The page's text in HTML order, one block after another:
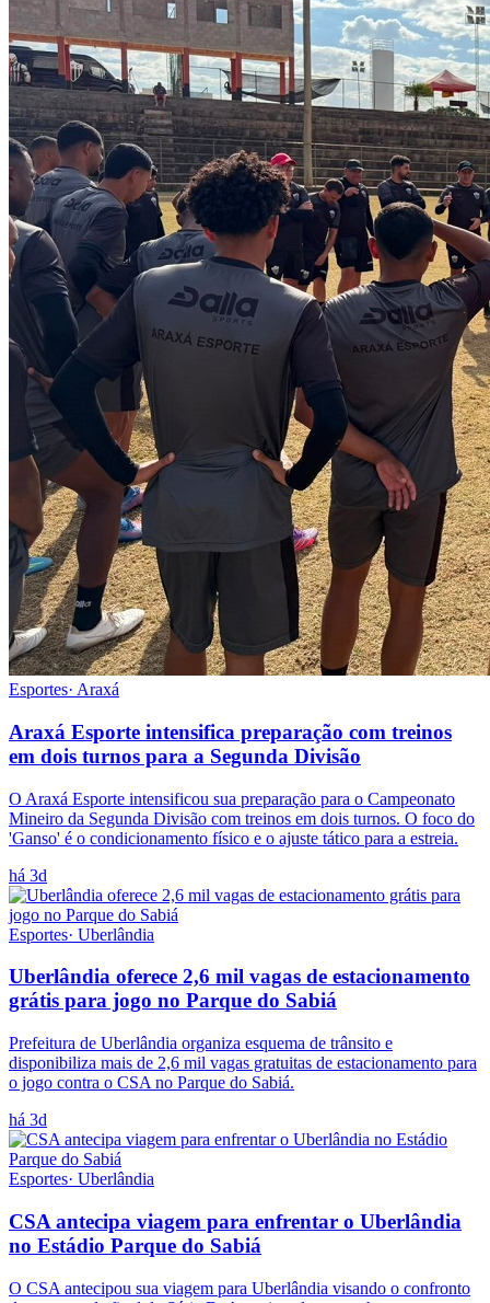
Esportes· Araxá
Araxá Esporte intensifica preparação com treinos
em dois turnos para a Segunda Divisão
O Araxá Esporte intensificou sua preparação para o Campeonato
Mineiro da Segunda Divisão com treinos em dois turnos. O foco do
'Ganso' é o condicionamento físico e o ajuste tático para a estreia.
há 3d
Esportes· Uberlândia
Uberlândia oferece 2,6 mil vagas de estacionamento
grátis para jogo no Parque do Sabiá
Prefeitura de Uberlândia organiza esquema de trânsito e
disponibiliza mais de 2,6 mil vagas gratuitas de estacionamento para
o jogo contra o CSA no Parque do Sabiá.
há 3d
Esportes· Uberlândia
CSA antecipa viagem para enfrentar o Uberlândia
no Estádio Parque do Sabiá
O CSA antecipou sua viagem para Uberlândia visando o confronto